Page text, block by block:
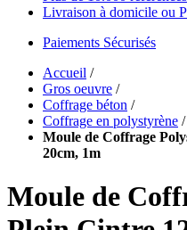
Livraison à domicile ou
Paiements Sécurisés
Accueil /
Gros oeuvre /
Coffrage béton /
Coffrage en polystyrène /
Moule de Coffrage
20cm, 1m
Moule de